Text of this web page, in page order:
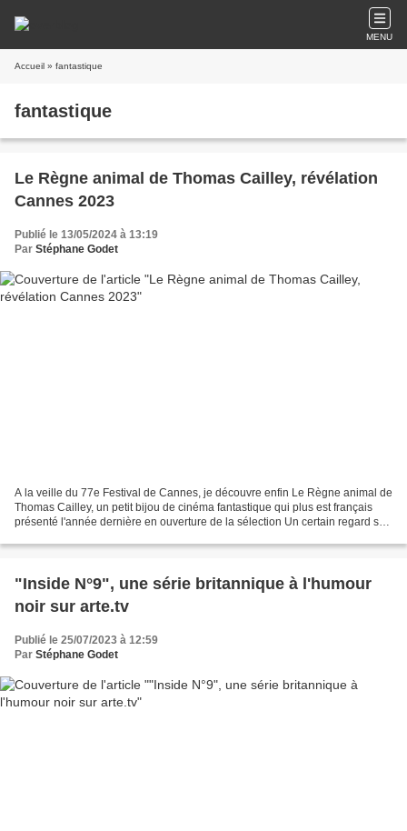
MENU
Accueil » fantastique
fantastique
Le Règne animal de Thomas Cailley, révélation
Cannes 2023
Publié le 13/05/2024 à 13:19
Par Stéphane Godet
A la veille du 77e Festival de Cannes, je découvre enfin Le Règne animal de
Thomas Cailley, un petit bijou de cinéma fantastique qui plus est français
présenté l'année dernière en ouverture de la sélection Un certain regard sur
"Inside N°9", une série britannique à l'humour
noir sur arte.tv
Publié le 25/07/2023 à 12:59
Par Stéphane Godet